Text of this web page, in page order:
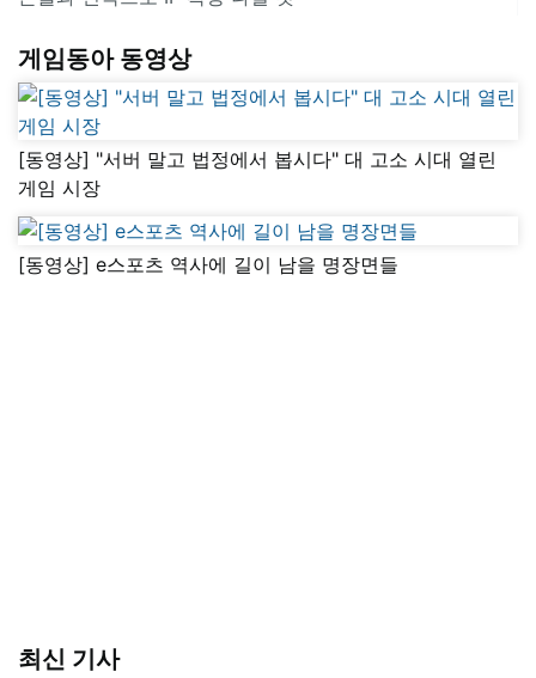
게임동아 동영상
[동영상] "서버 말고 법정에서 봅시다" 대 고소 시대 열린
게임 시장
[동영상] e스포츠 역사에 길이 남을 명장면들
최신 기사